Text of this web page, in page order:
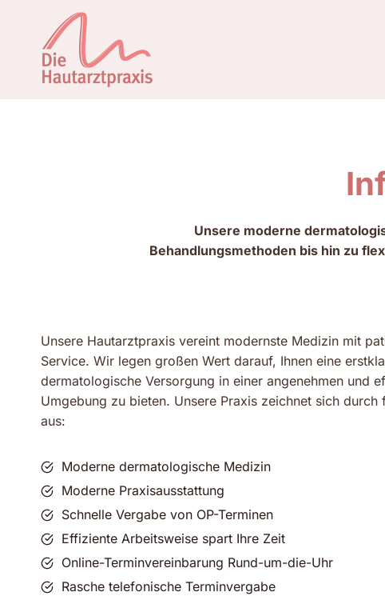
springen
Unsere moderne
Behandlungsmethoden bis hin zu
Unsere Hautarztpraxis vereint modernste Medizin mit
Service. Wir legen großen Wert darauf, Ihnen eine
dermatologische Versorgung in einer angenehmen und
Umgebung zu bieten. Unsere Praxis zeichnet sich durch
aus:
Moderne dermatologische Medizin
Moderne Praxisausstattung
Schnelle Vergabe von OP-Terminen
Effiziente Arbeitsweise spart Ihre Zeit
Online-Terminvereinbarung Rund-um-die-Uhr
Rasche telefonische Terminvergabe